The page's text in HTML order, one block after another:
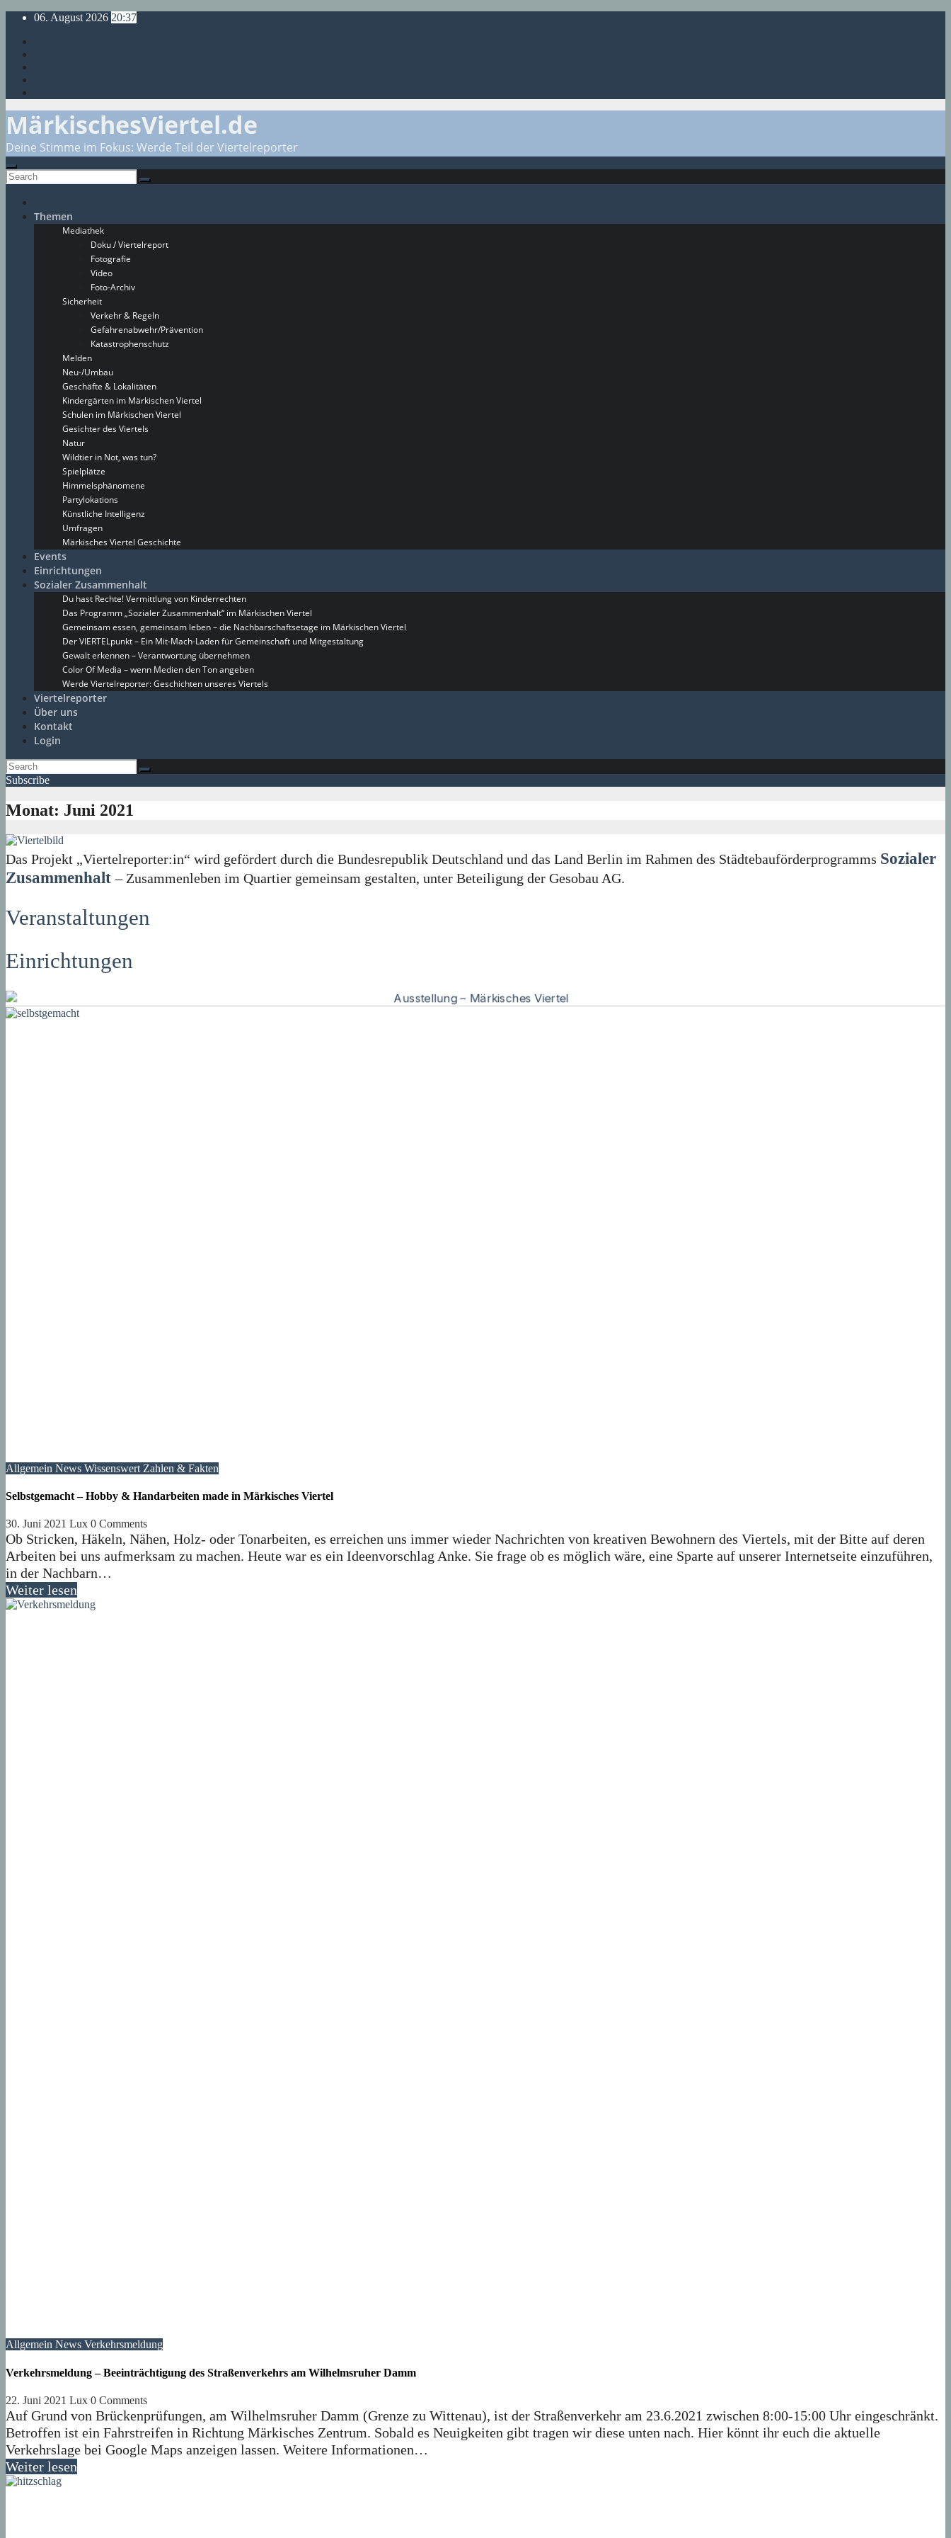
Skip
content
06. August 2026 20:37
MärkischesViertel.de
Deine Stimme im Fokus: Werde Teil der Viertelreporter
Themen
Mediathek
Doku / Viertelreport
Fotografie
Video
Foto-Archiv
Sicherheit
Verkehr & Regeln
Gefahrenabwehr/Prävention
Katastrophenschutz
Melden
Neu-/Umbau
Geschäfte & Lokalitäten
Kindergärten im Märkischen Viertel
Schulen im Märkischen Viertel
Gesichter des Viertels
Natur
Wildtier in Not, was tun?
Spielplätze
Himmelsphänomene
Partylokations
Künstliche Intelligenz
Umfragen
Märkisches Viertel Geschichte
Events
Einrichtungen
Sozialer Zusammenhalt
Du hast Rechte! Vermittlung von Kinderrechten
Das Programm „Sozialer Zusammenhalt“ im Märkischen Viertel
Gemeinsam essen, gemeinsam leben – die Nachbarschaftsetage im Märkischen Viertel
Der VIERTELpunkt – Ein Mit-Mach-Laden für Gemeinschaft und Mitgestaltung
Gewalt erkennen – Verantwortung übernehmen
Color Of Media – wenn Medien den Ton angeben
Werde Viertelreporter: Geschichten unseres Viertels
Viertelreporter
Über uns
Kontakt
Login
Subscribe
Monat: Juni 2021
Das Projekt „Viertelreporter:in“ wird gefördert durch die Bundesrepublik Deutschland und das Land Berlin im Rahmen des Städtebauförderprogramms Sozialer
Zusammenhalt – Zusammenleben im Quartier gemeinsam gestalten, unter Beteiligung der Gesobau AG.
Veranstaltungen
Einrichtungen
Allgemein News Wissenswert Zahlen & Fakten
Selbstgemacht – Hobby & Handarbeiten made in Märkisches Viertel
30. Juni 2021 Lux 0 Comments
Ob Stricken, Häkeln, Nähen, Holz- oder Tonarbeiten, es erreichen uns immer wieder Nachrichten von kreativen Bewohnern des Viertels, mit der Bitte auf deren
Arbeiten bei uns aufmerksam zu machen. Heute war es ein Ideenvorschlag Anke. Sie frage ob es möglich wäre, eine Sparte auf unserer Internetseite einzuführen,
in der Nachbarn…
Weiter lesen
Allgemein News Verkehrsmeldung
Verkehrsmeldung – Beeinträchtigung des Straßenverkehrs am Wilhelmsruher Damm
22. Juni 2021 Lux 0 Comments
Auf Grund von Brückenprüfungen, am Wilhelmsruher Damm (Grenze zu Wittenau), ist der Straßenverkehr am 23.6.2021 zwischen 8:00-15:00 Uhr eingeschränkt.
Betroffen ist ein Fahrstreifen in Richtung Märkisches Zentrum. Sobald es Neuigkeiten gibt tragen wir diese unten nach. Hier könnt ihr euch die aktuelle
Verkehrslage bei Google Maps anzeigen lassen. Weitere Informationen…
Weiter lesen